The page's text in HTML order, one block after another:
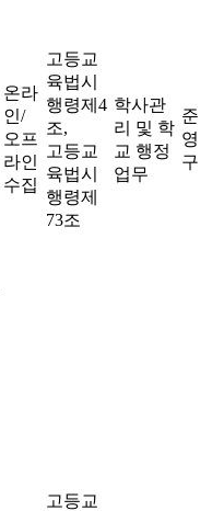
온라
인/
오프
라인
수집
고등교
육법시
행령제4
조,
고등교
육법시
행령제
73조
학사관
리 및 학
교 행정
업무
준
영
구
고등교